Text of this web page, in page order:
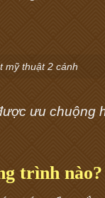
mỹ thuật 2 cánh
ưu chuộng
trình nào?